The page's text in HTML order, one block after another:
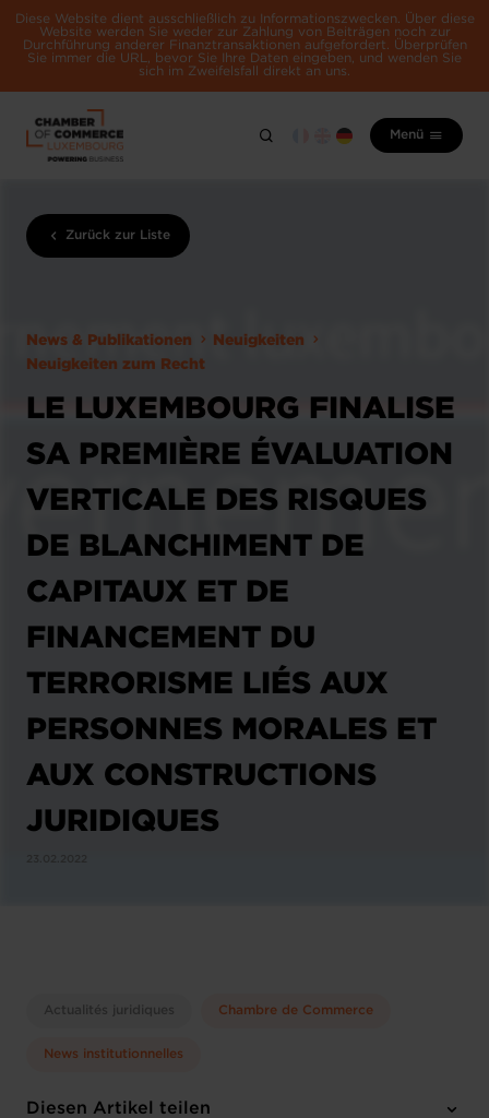
Diese Website dient ausschließlich zu Informationszwecken. Über diese
Website werden Sie weder zur Zahlung von Beiträgen noch zur
Durchführung anderer Finanztransaktionen aufgefordert. Überprüfen
Sie immer die URL, bevor Sie Ihre Daten eingeben, und wenden Sie
sich im Zweifelsfall direkt an uns.
Menü
Zurück zur Liste
News & Publikationen
Neuigkeiten
Neuigkeiten zum Recht
LE LUXEMBOURG FINALISE
SA PREMIÈRE ÉVALUATION
VERTICALE DES RISQUES
DE BLANCHIMENT DE
CAPITAUX ET DE
FINANCEMENT DU
TERRORISME LIÉS AUX
PERSONNES MORALES ET
AUX CONSTRUCTIONS
JURIDIQUES
Actualités juridiques Chambre de Commerce
News institutionnelles
Diesen Artikel teilen